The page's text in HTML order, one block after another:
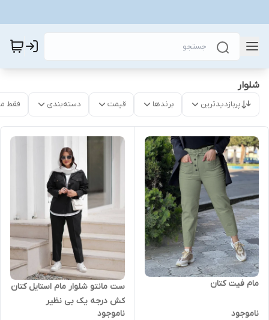
شلوار
پربازدیدترین برندها قیمت دسته‌بندی فقط
مام فیت کتان
ناموجود
ست مانتو شلوار مام استایل کتان
کش درجه یک بی نظیر
ناموجود